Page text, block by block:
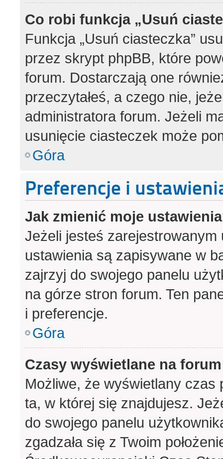
Co robi funkcja „Usuń
Funkcja „Usuń ciasteczka”
przez skrypt phpBB, które
forum. Dostarczają one
przeczytałeś, a czego nie,
administratora forum. Jeżeli
usunięcie ciasteczek może
Góra
Preferencje i
Jak zmienić moje
Jeżeli jesteś
ustawienia są zapisywane w
zajrzyj do swojego panelu
na górze stron forum. Ten
i preferencje.
Góra
Czasy wyświetlane na
Możliwe, że wyświetlany
ta, w której się znajdujesz.
do swojego panelu
zgadzała się z Twoim